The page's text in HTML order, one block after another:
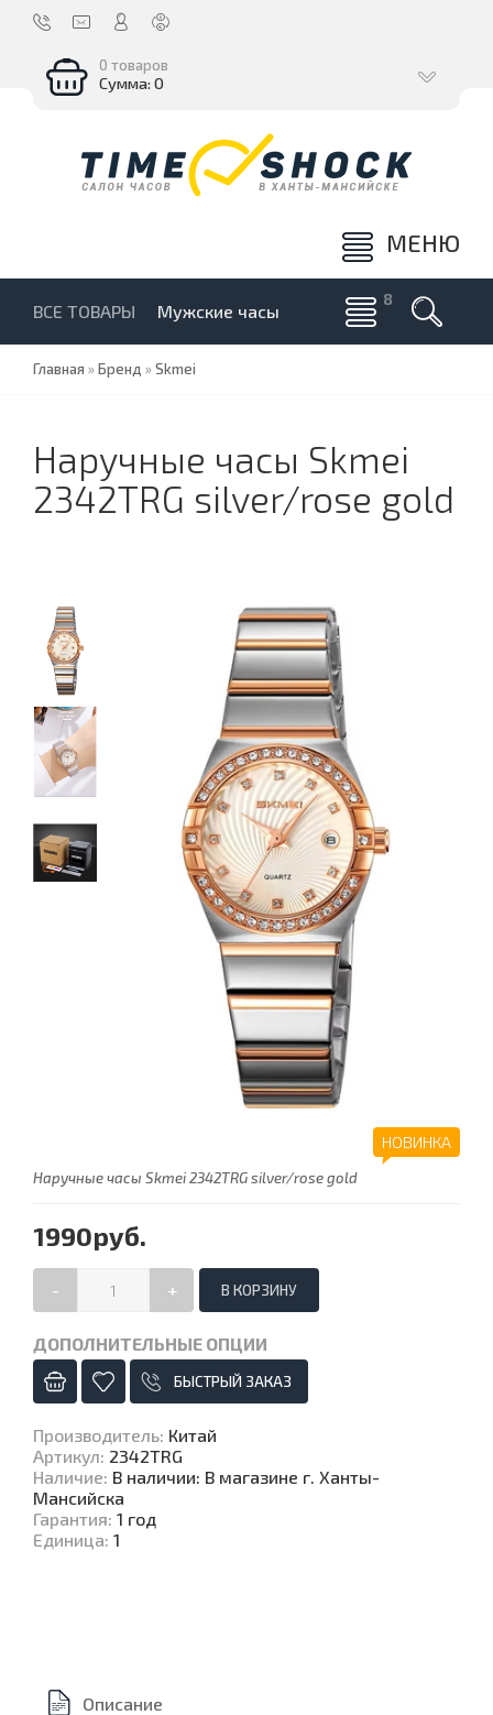
0 товаров
Сумма: 0
МЕНЮ
ВСЕ ТОВАРЫ Мужские часы
Главная »Бренд »Skmei
Наручные часы Skmei
2342TRG silver/rose gold
НОВИНКА
Наручные часы Skmei 2342TRG silver/rose gold
1990руб.
- +
ДОПОЛНИТЕЛЬНЫЕ ОПЦИИ
БЫСТРЫЙ ЗАКАЗ
Производитель: Китай
Артикул: 2342TRG
Наличие: В наличии: В магазине г. Ханты-
Мансийска
Гарантия: 1 год
Единица: 1
Описание